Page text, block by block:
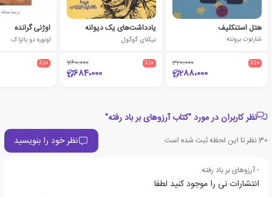
هتل استنکلیف
شارلوت برونته
٪10 320،000
288،000
یادداشت‌های یک دیوانه
نیکلای گوگول
٪10 760،000
684،000
اوژنی گرانده
اونوره دو بالزاک
٪10
نظر کاربران در مورد "کتاب آرزوهای بر باد رفته"
30نظر تا این لحظه ثبت شده است نظر خود را بنویسید
- آرزوهای بر باد رفته
انتشارات نی را موجود کنید لطفا